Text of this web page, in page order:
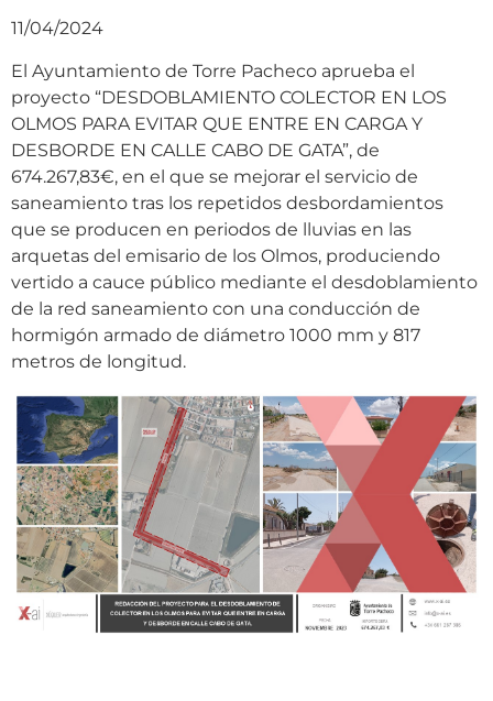
11/04/2024
El Ayuntamiento de Torre Pacheco aprueba el
proyecto “DESDOBLAMIENTO COLECTOR EN LOS
OLMOS PARA EVITAR QUE ENTRE EN CARGA Y
DESBORDE EN CALLE CABO DE GATA”, de
674.267,83€, en el que se mejorar el servicio de
saneamiento tras los repetidos desbordamientos
que se producen en periodos de lluvias en las
arquetas del emisario de los Olmos, produciendo
vertido a cauce público mediante el desdoblamiento
de la red saneamiento con una conducción de
hormigón armado de diámetro 1000 mm y 817
metros de longitud.